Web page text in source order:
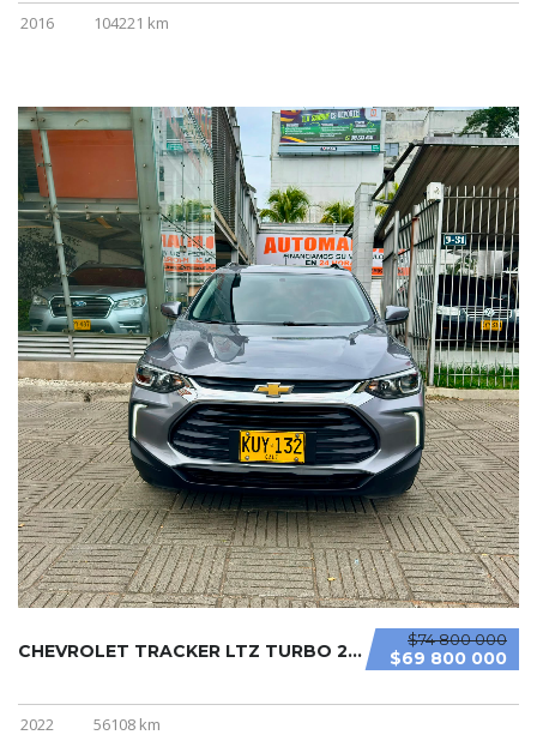
2016 104221 km
$74 800 000
$69 800 000
CHEVROLET TRACKER LTZ TURBO 2022
2022 56108 km